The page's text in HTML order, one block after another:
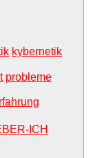
kybernetik
probleme
ICH